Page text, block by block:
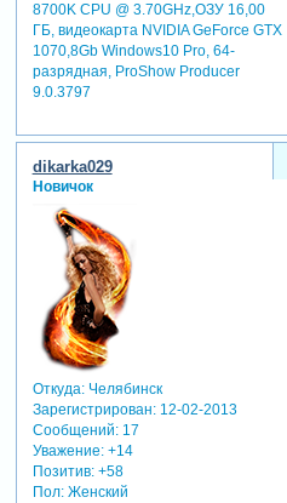
8700K CPU @ 3.70GHz,ОЗУ 16,00
ГБ, видеокарта NVIDIA GeForce GTX
1070,8Gb Windows10 Pro, 64-
разрядная, ProShow Producer
9.0.3797
dikarka029
Новичок
Откуда:Челябинск
Зарегистрирован: 12-02-2013
Сообщений:17
Уважение: +14
Позитив: +58
Пол:Женский